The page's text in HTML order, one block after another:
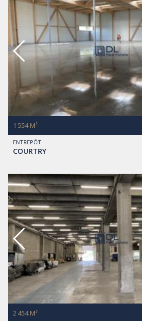
ENTREPÔT
COURTRY
1 554 M²
2 454 M²